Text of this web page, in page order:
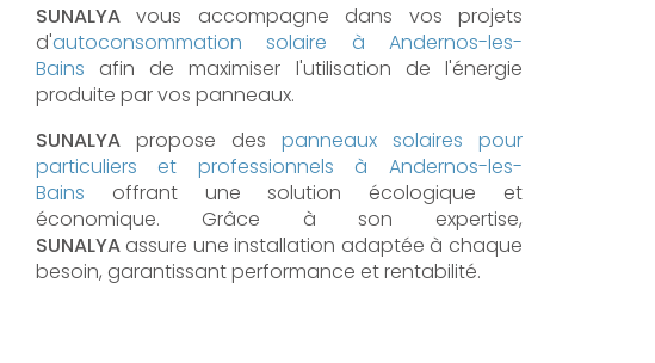
SUNALYA vous accompagne dans vos projets
d'autoconsommation solaire à Andernos-les-
Bains afin de maximiser l'utilisation de l'énergie
produite par vos panneaux.
SUNALYA propose des panneaux solaires pour
particuliers et professionnels à Andernos-les-
Bains offrant une solution écologique et
économique. Grâce à son expertise,
SUNALYA assure une installation adaptée à chaque
besoin, garantissant performance et rentabilité.